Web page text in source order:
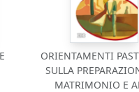
ORIENTAMENTI
SULLA
MATRIMONIO E